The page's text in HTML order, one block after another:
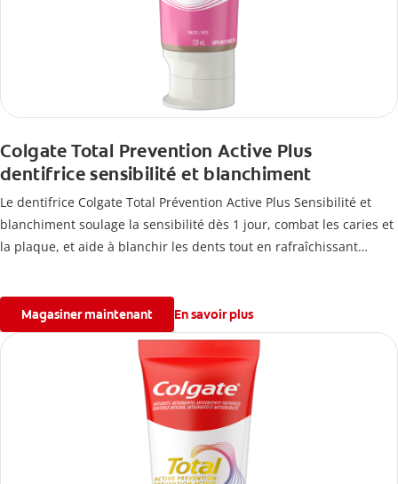
Colgate Total Prevention Active Plus
dentifrice sensibilité et blanchiment
Le dentifrice Colgate Total Prévention Active Plus Sensibilité et
blanchiment soulage la sensibilité dès 1 jour, combat les caries et
la plaque, et aide à blanchir les dents tout en rafraîchissant
Magasiner maintenant En savoir plus